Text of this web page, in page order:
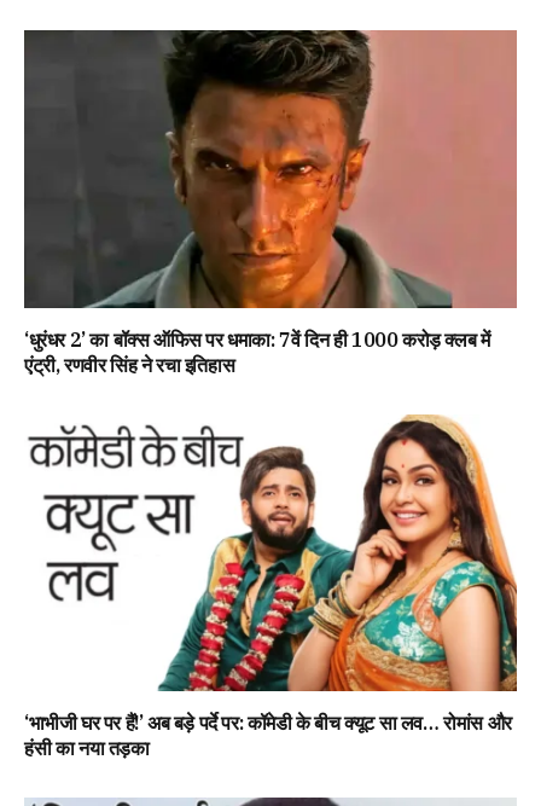
‘धुरंधर 2’ का बॉक्स ऑफिस पर धमाका: 7वें दिन ही 1000 करोड़ क्लब में
एंट्री, रणवीर सिंह ने रचा इतिहास
‘भाभीजी घर पर हैं!’ अब बड़े पर्दे पर: कॉमेडी के बीच क्यूट सा लव… रोमांस और
हंसी का नया तड़का